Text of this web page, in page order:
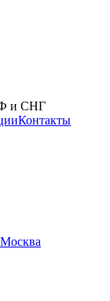
и СНГ
Контакты
Москва